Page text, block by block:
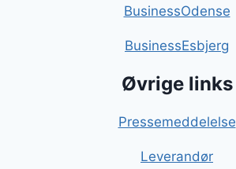
BusinessOdense
BusinessEsbjerg
Øvrige links
Pressemeddelelse
Leverandør